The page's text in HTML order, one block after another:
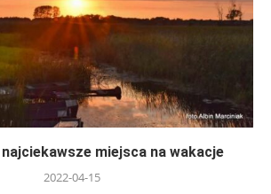
miejsca na wakacje
2022-04-15